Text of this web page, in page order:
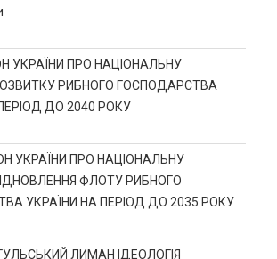
УКРАЇНИ ПРО НАЦІОНАЛЬНУ
РИБНОГО ГОСПОДАРСТВА
ДО 2040 РОКУ
УКРАЇНИ ПРО НАЦІОНАЛЬНУ
ФЛОТУ РИБНОГО
УКРАЇНИ НА ПЕРІОД ДО 2035 РОКУ
ЛИМАН ІДЕОЛОГІЯ